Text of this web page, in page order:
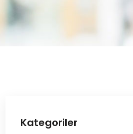
Kategoriler